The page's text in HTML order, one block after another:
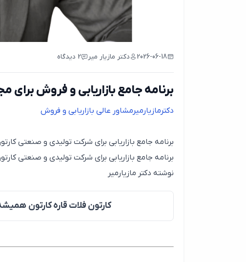
2026-06-18 دکتر مازیار میر 2 دیدگاه
برنامه جامع بازاریابی و فروش برای
دکترمازیارمیرمشاور عالی بازاریابی و فروش
برنامه جامع بازاریابی برای شرکت تولیدی و صنعتی
برنامه جامع بازاریابی برای شرکت تولیدی و صنعتی
نوشته دکتر مازیارمیر
کارتون فلات قاره کارتون